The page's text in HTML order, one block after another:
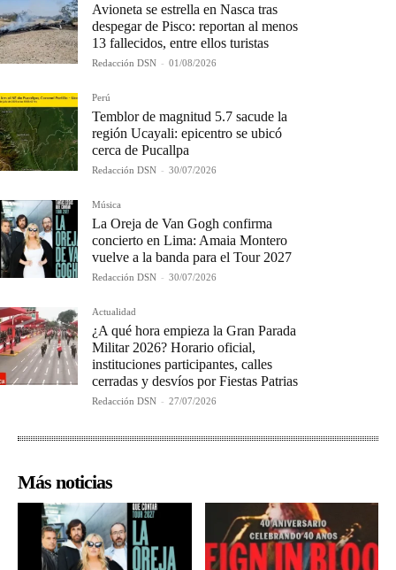
Avioneta se estrella en Nasca tras
despegar de Pisco: reportan al menos
13 fallecidos, entre ellos turistas
Redacción DSN - 01/08/2026
Perú
Temblor de magnitud 5.7 sacude la
región Ucayali: epicentro se ubicó
cerca de Pucallpa
Redacción DSN - 30/07/2026
Música
La Oreja de Van Gogh confirma
concierto en Lima: Amaia Montero
vuelve a la banda para el Tour 2027
Redacción DSN - 30/07/2026
Actualidad
¿A qué hora empieza la Gran Parada
Militar 2026? Horario oficial,
instituciones participantes, calles
cerradas y desvíos por Fiestas Patrias
Redacción DSN - 27/07/2026
Más noticias